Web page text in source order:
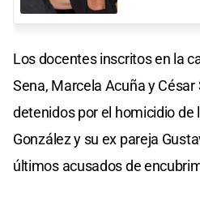
Los docentes inscritos en la
Sena, Marcela Acuña y
detenidos por el homicidio de
González y su ex pareja
últimos acusados de